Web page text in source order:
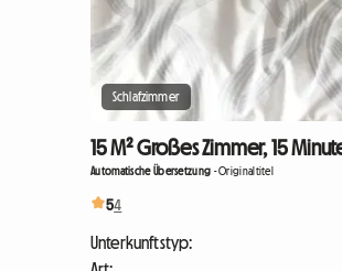
Schlafzimmer
15 M² Großes Zimmer, 15
Automatische Übersetzung -Originaltitel
54
Unterkunftstyp: